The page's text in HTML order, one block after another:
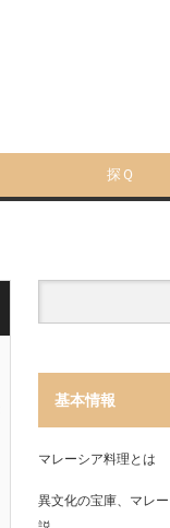
探Ｑ
基本情報
マレーシア料理とは
異文化の宝庫、マレ